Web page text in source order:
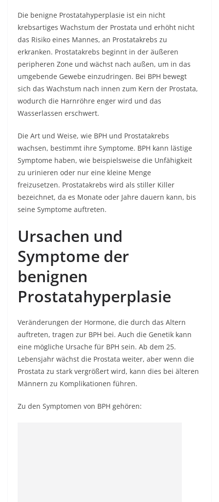
Die benigne Prostatahyperplasie ist ein nicht
krebsartiges Wachstum der Prostata und erhöht nicht
das Risiko eines Mannes, an Prostatakrebs zu
erkranken. Prostatakrebs beginnt in der äußeren
peripheren Zone und wächst nach außen, um in das
umgebende Gewebe einzudringen. Bei BPH bewegt
sich das Wachstum nach innen zum Kern der Prostata,
wodurch die Harnröhre enger wird und das
Wasserlassen erschwert.
Die Art und Weise, wie BPH und Prostatakrebs
wachsen, bestimmt ihre Symptome. BPH kann lästige
Symptome haben, wie beispielsweise die Unfähigkeit
zu urinieren oder nur eine kleine Menge
freizusetzen. Prostatakrebs wird als stiller Killer
bezeichnet, da es Monate oder Jahre dauern kann, bis
seine Symptome auftreten.
Ursachen und
Symptome der
benignen
Prostatahyperplasie
Veränderungen der Hormone, die durch das Altern
auftreten, tragen zur BPH bei. Auch die Genetik kann
eine mögliche Ursache für BPH sein. Ab dem 25.
Lebensjahr wächst die Prostata weiter, aber wenn die
Prostata zu stark vergrößert wird, kann dies bei älteren
Männern zu Komplikationen führen.
Zu den Symptomen von BPH gehören: